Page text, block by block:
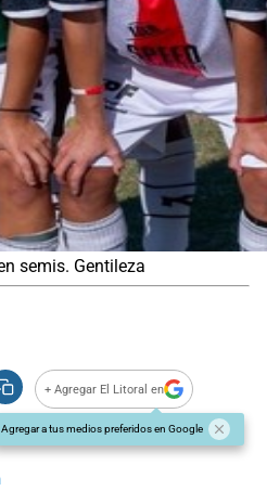
semis. Gentileza
+ Agregar El Litoral en
Agregar a tus medios preferidos en Google